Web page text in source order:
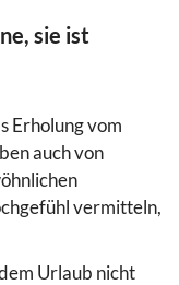
sie ist
Erholung vom
auch von
vermitteln,
Urlaub nicht